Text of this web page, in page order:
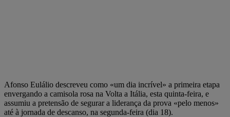
Afonso Eulálio descreveu como «um dia incrível» a primeira etapa
envergando a camisola rosa na Volta a Itália, esta quinta-feira, e
assumiu a pretensão de segurar a liderança da prova «pelo menos»
até à jornada de descanso, na segunda-feira (dia 18).